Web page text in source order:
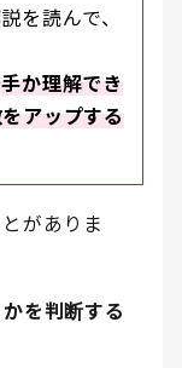
を読んで、
か理解でき
アップする
がありま
を判断する